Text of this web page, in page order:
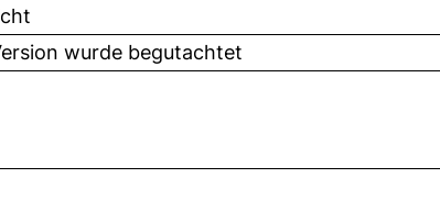
wurde begutachtet